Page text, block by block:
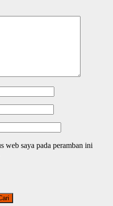
web saya pada peramban ini